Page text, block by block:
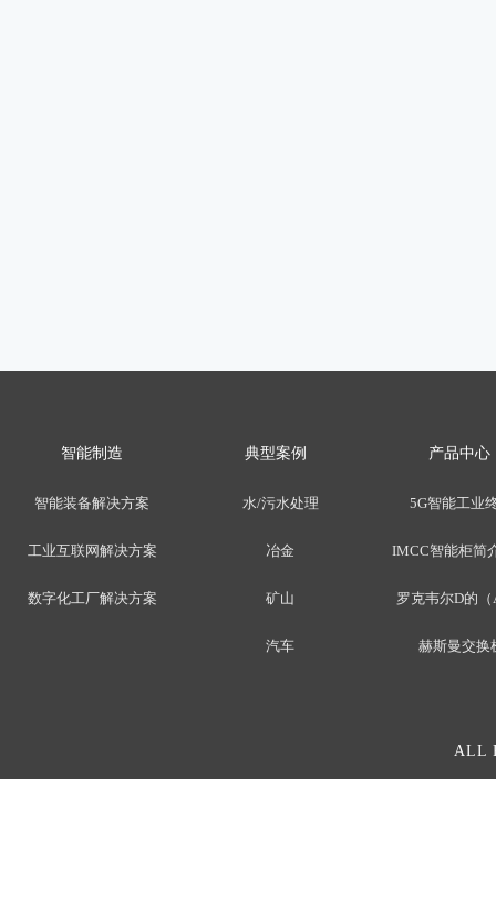
5G智能工业
IMCC智能柜简
罗克韦尔D的
赫斯曼交换
ALL
智能制造 典型案例 产品中心
智能装备解决方案
工业互联网解决方案
数字化工厂解决方案
水/污水处理
冶金
矿山
汽车